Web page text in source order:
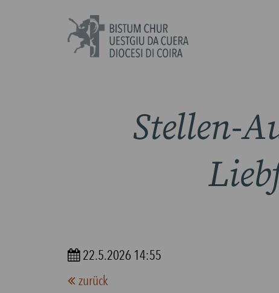
Stellen-
22.5.2026 14:55
zurück